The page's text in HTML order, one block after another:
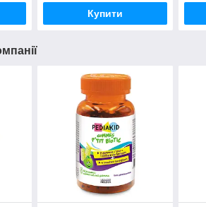
Купити